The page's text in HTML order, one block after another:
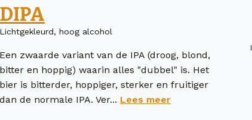
DIPA
Lichtgekleurd, hoog alcohol
Een zwaarde variant van de IPA (droog, blond,
bitter en hoppig) waarin alles "dubbel" is. Het
bier is bitterder, hoppiger, sterker en fruitiger
dan de normale IPA. Ver... Lees meer